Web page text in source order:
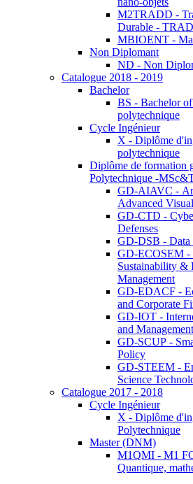
M2TRADD -
Durable -
MBIOENT -
Non Diplomant
ND - Non
Catalogue 2018 - 2019
Bachelor
BS - Bachelor
polytechnique
Cycle Ingénieur
X - Diplôme
polytechnique
Diplôme de formation
Polytechnique -
GD-AIAVC -
Advanced
GD-CTD -
Defenses
GD-DSB - Data
GD-ECOSEM -
Sustainability &
Management
GD-EDACF -
and Corporate
GD-IOT -
and
GD-SCUP -
Policy
GD-STEEM -
Science
Catalogue 2017 - 2018
Cycle Ingénieur
X - Diplôme
Polytechnique
Master (DNM)
M1QMI - M1
Quantique,